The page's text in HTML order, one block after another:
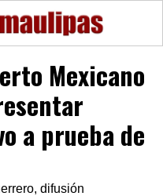
Mexicano
a prueba de
difusión